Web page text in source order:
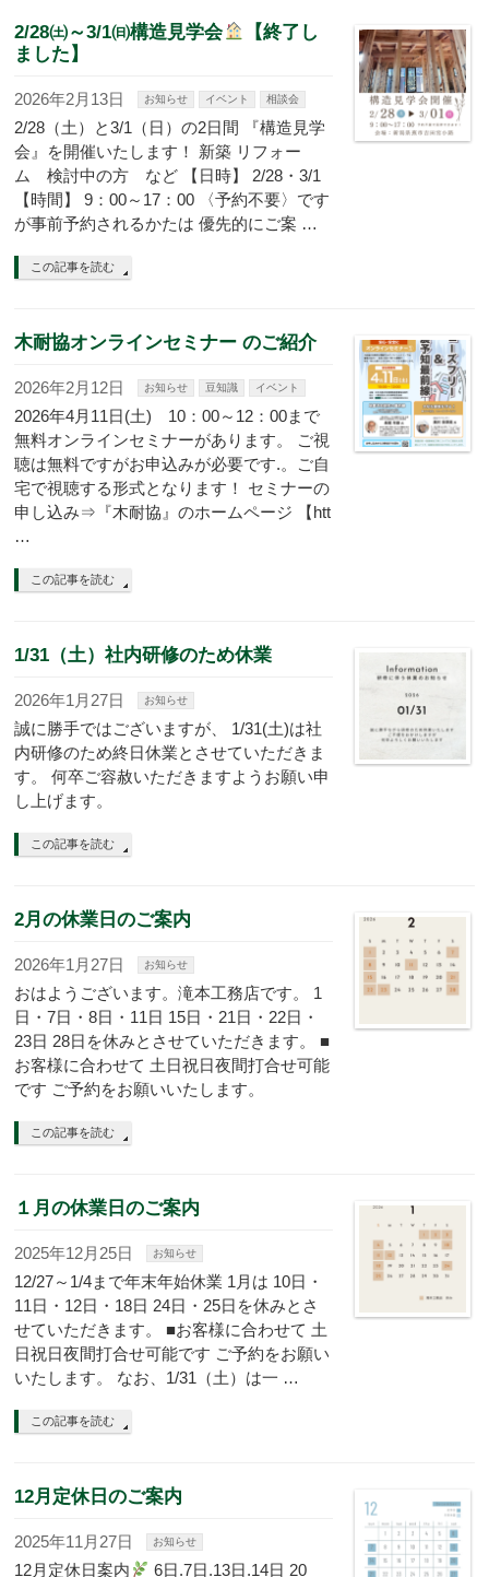
2/28㈯～3/1㈰構造見学会
【終了し
ました】
2026年2月13日 お知らせ イベント 相談会
2/28（土）と3/1（日）の2日間 『構造見学
会』を開催いたします！ 新築 リフォー
ム 検討中の方 など 【日時】 2/28・3/1
【時間】 9：00～17：00 〈予約不要〉です
が事前予約されるかたは 優先的にご案 …
この記事を読む
木耐協オンラインセミナー のご紹介
2026年2月12日 お知らせ 豆知識 イベント
2026年4月11日(土) 10：00～12：00まで
無料オンラインセミナーがあります。 ご視
聴は無料ですがお申込みが必要です.。ご自
宅で視聴する形式となります！ セミナーの
申し込み⇒『木耐協』のホームページ 【htt
…
この記事を読む
1/31（土）社内研修のため休業
2026年1月27日 お知らせ
誠に勝手ではございますが、 1/31(土)は社
内研修のため終日休業とさせていただきま
す。 何卒ご容赦いただきますようお願い申
し上げます。
この記事を読む
2月の休業日のご案内
2026年1月27日 お知らせ
おはようございます。滝本工務店です。 1
日・7日・8日・11日 15日・21日・22日・
23日 28日を休みとさせていただきます。 ■
お客様に合わせて 土日祝日夜間打合せ可能
です ご予約をお願いいたします。
この記事を読む
１月の休業日のご案内
2025年12月25日 お知らせ
12/27～1/4まで年末年始休業 1月は 10日・
11日・12日・18日 24日・25日を休みとさ
せていただきます。 ■お客様に合わせて 土
日祝日夜間打合せ可能です ご予約をお願い
いたします。 なお、1/31（土）は一 …
この記事を読む
12月定休日のご案内
2025年11月27日 お知らせ
12月定休日案内 6日.7日.13日.14日 20